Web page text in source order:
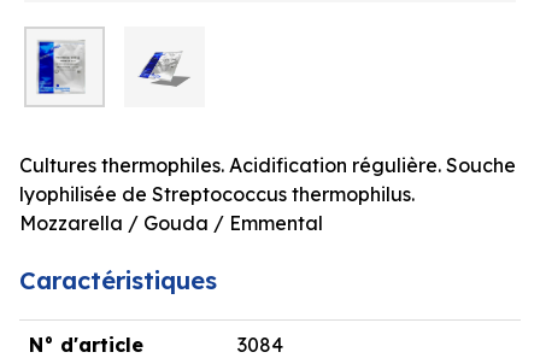
Cultures thermophiles. Acidification régulière. Souche
lyophilisée de Streptococcus thermophilus.
Mozzarella / Gouda / Emmental
Caractéristiques
N° d'article 3084